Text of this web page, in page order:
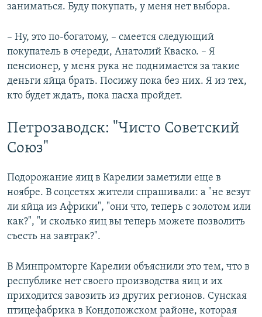
заниматься. Буду покупать, у меня нет выбора.
– Ну, это по-богатому, – смеется следующий
покупатель в очереди, Анатолий Кваско. – Я
пенсионер, у меня рука не поднимается за такие
деньги яйца брать. Посижу пока без них. Я из тех,
кто будет ждать, пока пасха пройдет.
Петрозаводск: "Чисто Советский
Союз"
Подорожание яиц в Карелии заметили еще в
ноябре. В соцсетях жители спрашивали: а "не везут
ли яйца из Африки", "они что, теперь с золотом или
как?", "и сколько яиц вы теперь можете позволить
съесть на завтрак?".
В Минпромторге Карелии объяснили это тем, что в
республике нет своего производства яиц и их
приходится завозить из других регионов. Сунская
птицефабрика в Кондопожском районе, которая